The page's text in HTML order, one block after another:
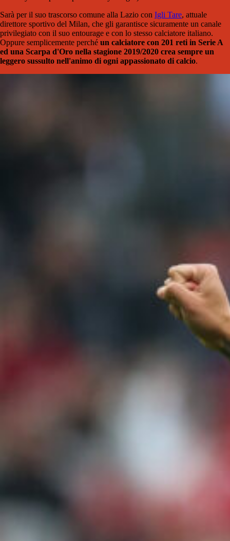
Sarà per il suo trascorso comune alla Lazio con Igli Tare, attuale
direttore sportivo del Milan, che gli garantisce sicuramente un canale
privilegiato con il suo entourage e con lo stesso calciatore italiano.
Oppure semplicemente perché un calciatore con 201 reti in Serie A
ed una Scarpa d'Oro nella stagione 2019/2020 crea sempre un
leggero sussulto nell'animo di ogni appassionato di calcio.